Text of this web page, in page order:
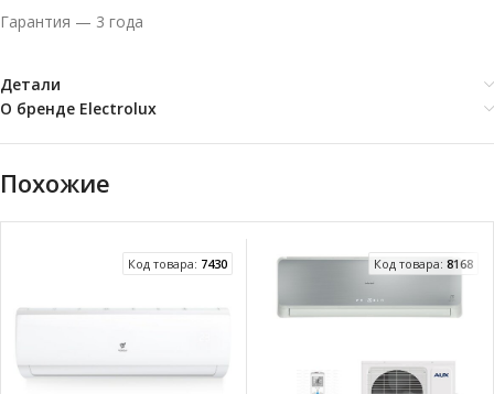
Гарантия — 3 года
Детали
О бренде Electrolux
Похожие
Код товара: 7430 Код товара: 8168